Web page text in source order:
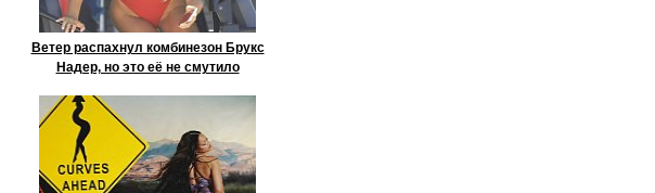
Ветер распахнул комбинезон Брукс
Надер, но это её не смутило